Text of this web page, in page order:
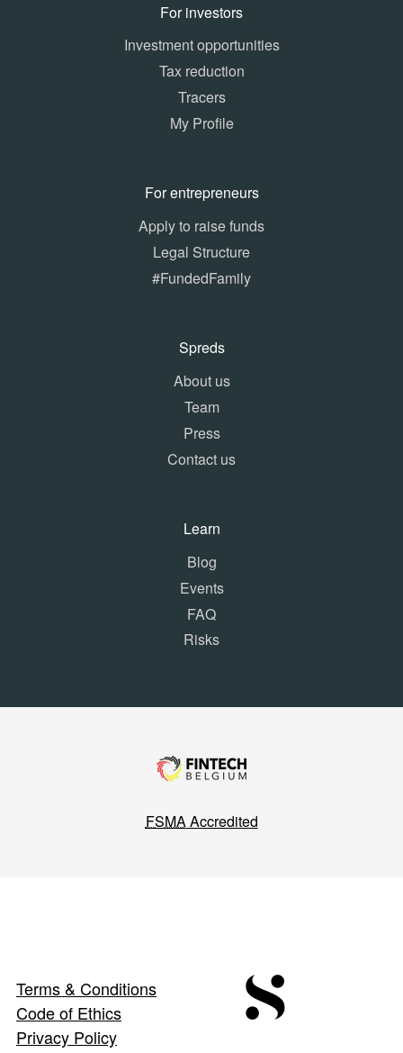
For investors
Investment opportunities
Tax reduction
Tracers
My Profile
For entrepreneurs
Apply to raise funds
Legal Structure
#FundedFamily
Spreds
About us
Team
Press
Contact us
Learn
Blog
Events
FAQ
Risks
FSMAAccredited
Terms & Conditions
Code of Ethics
Privacy Policy